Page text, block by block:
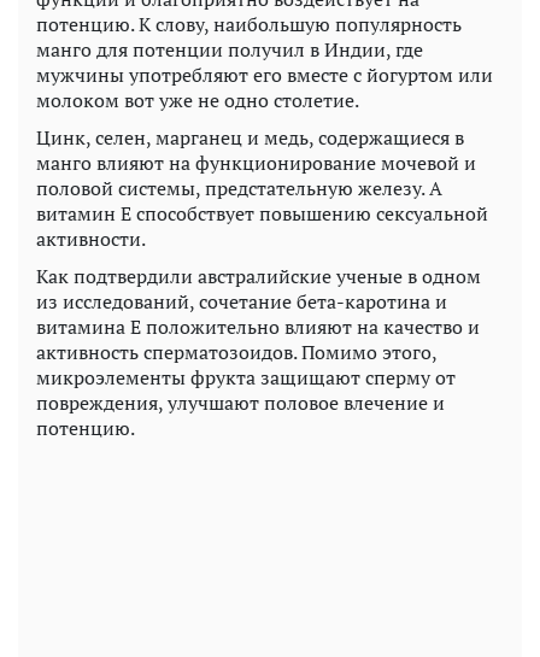
потенцию. К слову, наибольшую популярность
манго для потенции получил в Индии, где
мужчины употребляют его вместе с йогуртом или
молоком вот уже не одно столетие.
Цинк, селен, марганец и медь, содержащиеся в
манго влияют на функционирование мочевой и
половой системы, предстательную железу. А
витамин Е способствует повышению сексуальной
активности.
Как подтвердили австралийские ученые в одном
из исследований, сочетание бета-каротина и
витамина Е положительно влияют на качество и
активность сперматозоидов. Помимо этого,
микроэлементы фрукта защищают сперму от
повреждения, улучшают половое влечение и
потенцию.